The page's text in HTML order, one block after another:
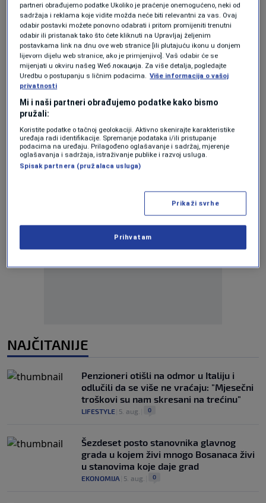
KAKVO JE TVOJE MIŠLJENJE O OVOME?
Učestvuj u diskusiji ili pročitaj komentare
Budi prvi koji će ostaviti komentar
Pratite nas na društvenim mrežama
Oglas
NAJČITANIJE
Penzioneri otišli na odmor u Italiju i
odlučili da se više ne vraćaju: "Mjesečni
troškovi su nam skresani na trećinu"
LIFESTYLE 5. aug. 0
Šezdeset posto stanovnika glavnog
grada u kojem živi mnogo Bosanaca živi
u stanovima koje daje grad
EKONOMIJA 5. aug. 0
partneri obrađujemo podatke Ukoliko je praćenje onemogućeno, neki od
sadržaja i reklama koje vidite možda neće biti relevantni za vas. Ovaj
odabir postavki možete ponovno odabrati i pritom promijeniti trenutni
odabir ili pristanak tako što ćete kliknuti na Upravljaj željenim
postavkama link na dnu ove web stranice [ili plutajuću ikonu u donjem
lijevom dijelu web stranice, ako je primjenjivo]. Vaš odabir će se
mijenjati u okviru našeg Wеб локација. Za više detalja, pogledajte
Uredbu o postupanju s ličnim podacima. Više informacija o vašoj
privatnosti
Mi i naši partneri obrađujemo podatke kako bismo
pružali:
Koristite podatke o tačnoj geolokaciji. Aktivno skenirajte karakteristike
uređaja radi identifikacije. Spremanje podataka i/ili pristupanje
podacima na uređaju. Prilagođeno oglašavanje i sadržaj, mjerenje
oglašavanja i sadržaja, istraživanje publike i razvoj usluga.
Spisak partnera (pružalaca usluga)
Prikaži svrhe
Prihvatam